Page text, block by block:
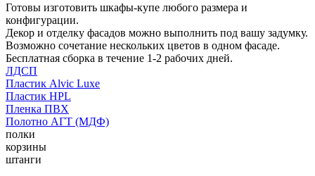
Готовы изготовить шкафы-купе любого размера и
конфигурации.
Декор и отделку фасадов можно выполнить под вашу задумку.
Возможно сочетание нескольких цветов в одном фасаде.
Бесплатная сборка в течение 1-2 рабочих дней.
ЛДСП
Пластик Alvic Luxe
Пластик HPL
Пленка ПВХ
Полотно АГТ (МДФ)
полки
корзины
штанги